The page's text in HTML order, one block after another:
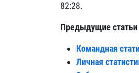
82:28.
Предыдущие статьи
Командная
Личная